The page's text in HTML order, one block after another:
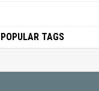
TAGS